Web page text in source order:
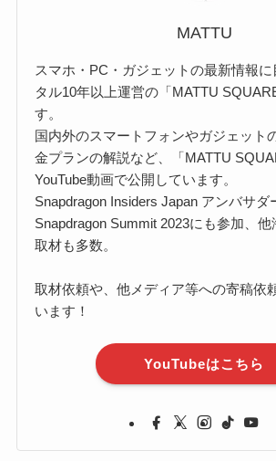
MATTU
スマホ・PC・ガジェットの最新情報
タル10年以上運営の「MATTU
す。
国内外のスマートフォンやガジェット
金プランの解説など、「MATTU
YouTube動画で公開しています。
Snapdragon Insiders Japan アンバサダ
Snapdragon Summit 2023にも参加、
取材も多数。
取材依頼や、他メディア等への寄稿依
います！
YouTubeはこちら